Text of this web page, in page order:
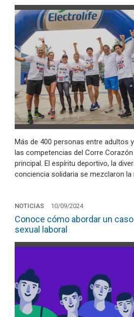
Más de 400 personas entre adultos
las competencias del Corre Corazón
principal. El espíritu deportivo, la
conciencia solidaria se mezclaron la
NOTICIAS 10/09/2024
Conoce cómo abordar un
sexual laboral